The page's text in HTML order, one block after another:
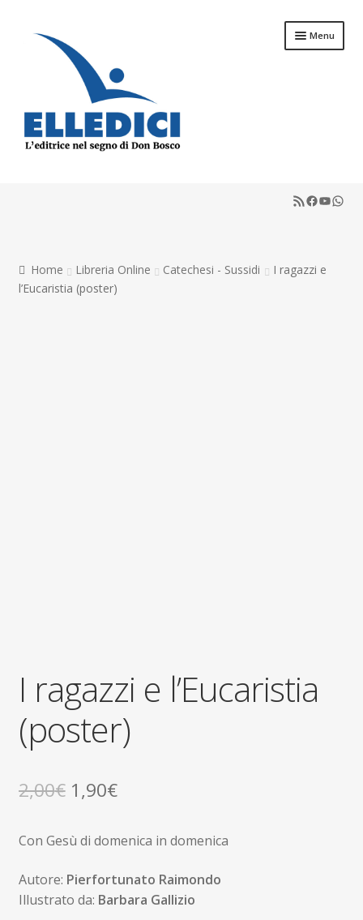
Vai
navigazione
Vai
contenuto
Menu
Sussidi
RSS FeedFacebook
Home Libreria Online Catechesi - Sussidi
I ragazzi e
l’Eucaristia (poster)
I ragazzi e l’Eucaristia
(poster)
2,00€ Il
originale
era:
2,00€.
1,90€Il
attuale
è:
1,90€.
Con Gesù di domenica in domenica
Autore: Pierfortunato Raimondo
Illustrato da: Barbara Gallizio